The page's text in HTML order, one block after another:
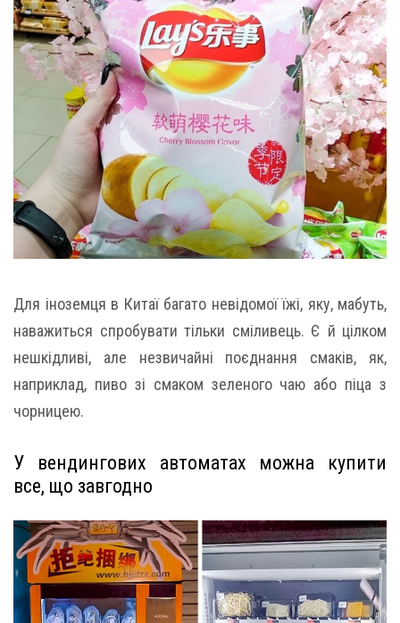
Для іноземця в Китаї багато невідомої їжі, яку, мабуть,
наважиться спробувати тільки сміливець. Є й цілком
нешкідливі, але незвичайні поєднання смаків, як,
наприклад, пиво зі смаком зеленого чаю або піца з
чорницею.
У вендингових автоматах можна купити
все, що завгодно